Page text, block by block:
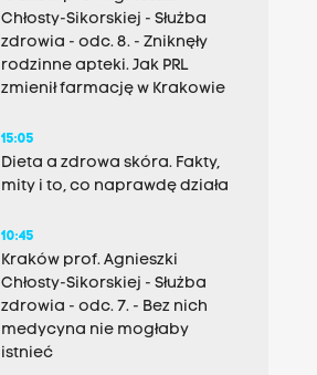
Chłosty-Sikorskiej - Służba
zdrowia - odc. 8. - Zniknęły
rodzinne apteki. Jak PRL
zmienił farmację w Krakowie
15:05
Dieta a zdrowa skóra. Fakty,
mity i to, co naprawdę działa
10:45
Kraków prof. Agnieszki
Chłosty-Sikorskiej - Służba
zdrowia - odc. 7. - Bez nich
medycyna nie mogłaby
istnieć